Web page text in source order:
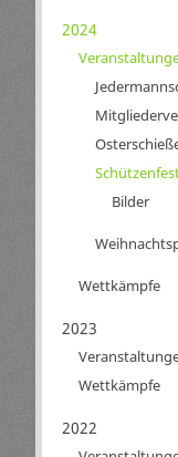
2024
Bilder
Wettkämpfe
2023
Wettkämpfe
2022